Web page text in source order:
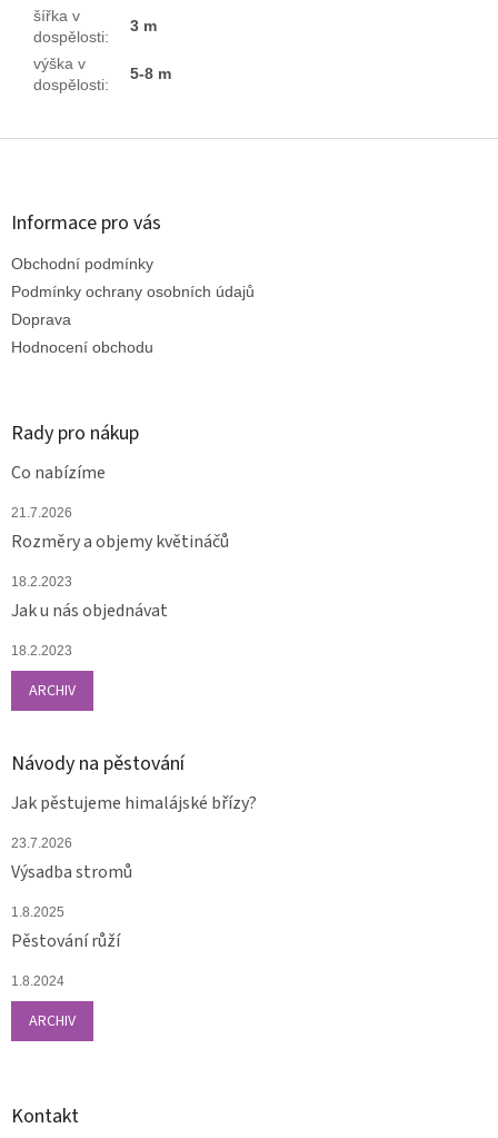
šířka v
dospělosti:
3 m
výška v
dospělosti:
5-8 m
Z
Informace pro vás
Obchodní podmínky
Podmínky ochrany osobních údajů
Doprava
Hodnocení obchodu
Rady pro nákup
Co nabízíme
21.7.2026
Rozměry a objemy květináčů
18.2.2023
Jak u nás objednávat
18.2.2023
ARCHIV
Návody na pěstování
Jak pěstujeme himalájské břízy?
23.7.2026
Výsadba stromů
1.8.2025
Pěstování růží
1.8.2024
ARCHIV
Kontakt